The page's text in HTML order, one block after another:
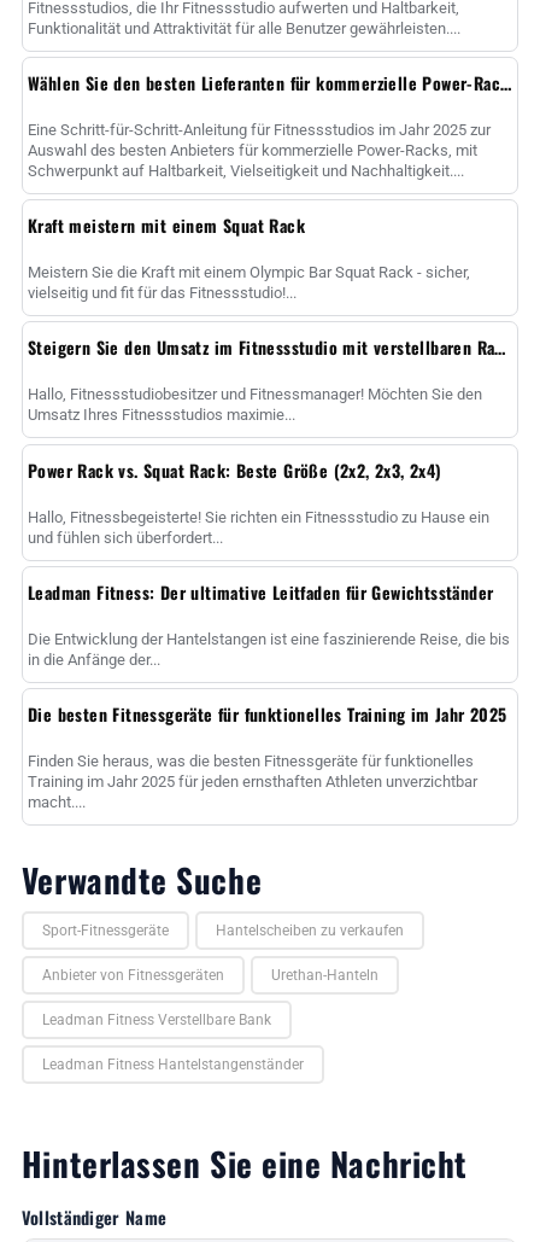
Fitnessstudios, die Ihr Fitnessstudio aufwerten und Haltbarkeit,
Funktionalität und Attraktivität für alle Benutzer gewährleisten....
Wählen Sie den besten Lieferanten für kommerzielle Power-Racks
Eine Schritt-für-Schritt-Anleitung für Fitnessstudios im Jahr 2025 zur
Auswahl des besten Anbieters für kommerzielle Power-Racks, mit
Schwerpunkt auf Haltbarkeit, Vielseitigkeit und Nachhaltigkeit....
Kraft meistern mit einem Squat Rack
Meistern Sie die Kraft mit einem Olympic Bar Squat Rack - sicher,
vielseitig und fit für das Fitnessstudio!...
Steigern Sie den Umsatz im Fitnessstudio mit verstellbaren Racks
Hallo, Fitnessstudiobesitzer und Fitnessmanager! Möchten Sie den
Umsatz Ihres Fitnessstudios maximie...
Power Rack vs. Squat Rack: Beste Größe (2x2, 2x3, 2x4)
Hallo, Fitnessbegeisterte! Sie richten ein Fitnessstudio zu Hause ein
und fühlen sich überfordert...
Leadman Fitness: Der ultimative Leitfaden für Gewichtsständer
Die Entwicklung der Hantelstangen ist eine faszinierende Reise, die bis
in die Anfänge der...
Die besten Fitnessgeräte für funktionelles Training im Jahr 2025
Finden Sie heraus, was die besten Fitnessgeräte für funktionelles
Training im Jahr 2025 für jeden ernsthaften Athleten unverzichtbar
macht....
Verwandte Suche
Sport-Fitnessgeräte Hantelscheiben zu verkaufen
Anbieter von Fitnessgeräten Urethan-Hanteln
Leadman Fitness Verstellbare Bank
Leadman Fitness Hantelstangenständer
Hinterlassen Sie eine Nachricht
Vollständiger Name